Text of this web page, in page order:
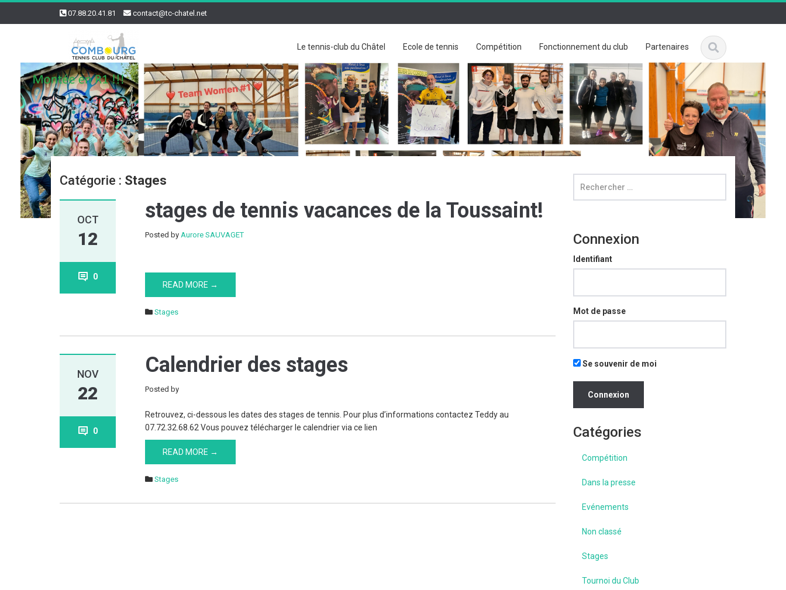
07.88.20.41.81 contact@tc-chatel.net
Le tennis-club du Châtel Ecole de tennis Compétition Fonctionnement du club Partenaires
Catégorie : Stages
OCT
12
0
stages de tennis vacances de la Toussaint!
Posted byAurore SAUVAGET
READ MORE →
Stages
NOV
22
0
Calendrier des stages
Posted by
Retrouvez, ci-dessous les dates des stages de tennis. Pour plus d’informations contactez Teddy au
07.72.32.68.62 Vous pouvez télécharger le calendrier via ce lien
READ MORE →
Stages
Connexion
Identifiant
Mot de passe
Se souvenir de moi
Catégories
Compétition
Dans la presse
Evénements
Non classé
Stages
Tournoi du Club